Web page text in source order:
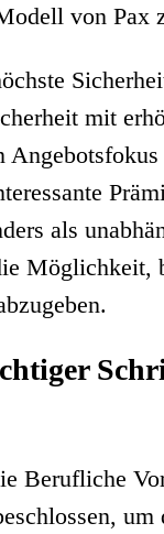
von Pax
mit
als
Berufliche
um